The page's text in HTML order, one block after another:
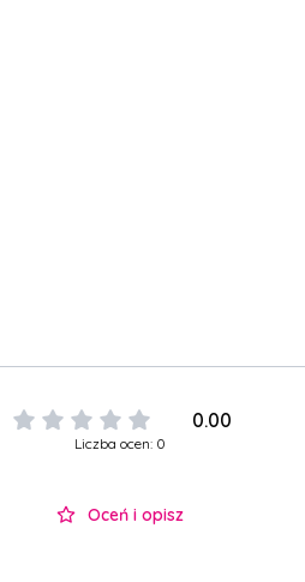
0.00
Liczba ocen: 0
Oceń i opisz